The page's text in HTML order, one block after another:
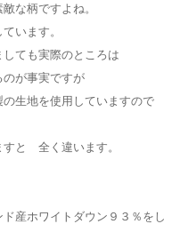
な柄ですよね。
います。
ても実際のところは
が事実ですが
生地を使用していますので
すと 全く違います。
産ホワイトダウン９３％をし